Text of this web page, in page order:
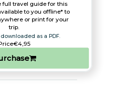
full travel guide for this
to you offline* to
or print for your
trip.​
as a PDF.
€4,95